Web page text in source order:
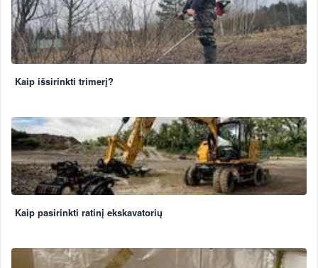
Kaip išsirinkti trimerį?
Kaip pasirinkti ratinį ekskavatorių